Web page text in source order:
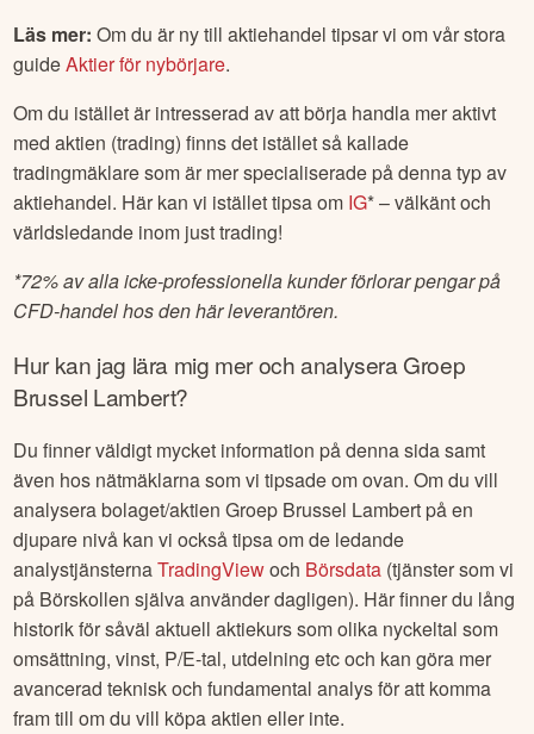
Läs mer: Om du är ny till aktiehandel tipsar vi om vår stora
guideAktier för nybörjare.
Om du istället är intresserad av att börja handla mer aktivt
med aktien (trading) finns det istället så kallade
tradingmäklare som är mer specialiserade på denna typ av
aktiehandel. Här kan vi istället tipsa om IG* – välkänt och
världsledande inom just trading!
*72% av alla icke-professionella kunder förlorar pengar på
CFD-handel hos den här leverantören.
Hur kan jag lära mig mer och analyseraGroep
Brussel Lambert?
Du finner väldigt mycket information på denna sida samt
även hos nätmäklarna som vi tipsade om ovan. Om du vill
analysera bolaget/aktienGroep Brussel Lambert på en
djupare nivå kan vi också tipsa om de ledande
analystjänsternaTradingViewoch Börsdata (tjänster som vi
på Börskollen själva använder dagligen). Här finner du lång
historik för såväl aktuell aktiekurs som olika nyckeltal som
omsättning, vinst, P/E-tal, utdelning etc och kan göra mer
avancerad teknisk och fundamental analys för att komma
fram till om du vill köpa aktien eller inte.